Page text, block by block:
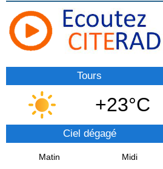
Tours
+23°C
Ciel dégagé
Matin Midi